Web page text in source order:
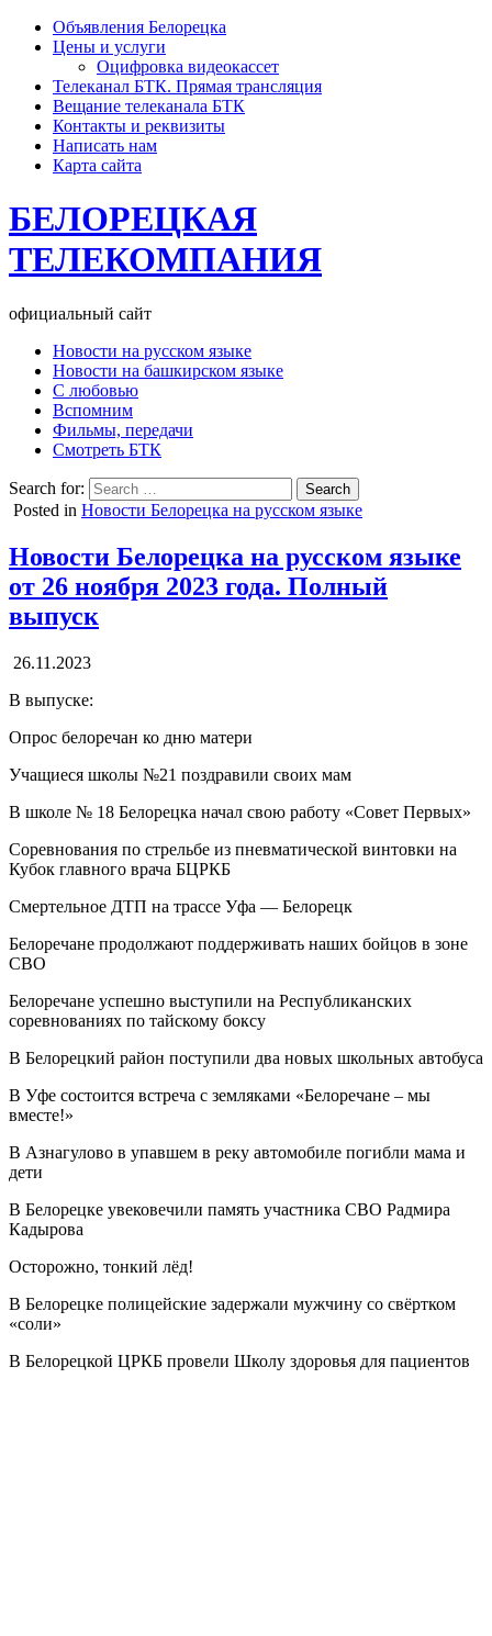
Объявления Белорецка
Цены и услуги
Оцифровка видеокассет
Телеканал БТК. Прямая трансляция
Вещание телеканала БТК
Контакты и реквизиты
Написать нам
Карта сайта
БЕЛОРЕЦКАЯ
ТЕЛЕКОМПАНИЯ
официальный сайт
Новости на русском языке
Новости на башкирском языке
С любовью
Вспомним
Фильмы, передачи
Смотреть БТК
Search for:
Posted in Новости Белорецка на русском языке
Новости Белорецка на русском языке
от 26 ноября 2023 года. Полный
выпуск
26.11.2023
В выпуске:
Опрос белоречан ко дню матери
Учащиеся школы №21 поздравили своих мам
В школе № 18 Белорецка начал свою работу «Совет Первых»
Соревнования по стрельбе из пневматической винтовки на
Кубок главного врача БЦРКБ
Смертельное ДТП на трассе Уфа — Белорецк
Белоречане продолжают поддерживать наших бойцов в зоне
СВО
Белоречане успешно выступили на Республиканских
соревнованиях по тайскому боксу
В Белорецкий район поступили два новых школьных автобуса
В Уфе состоится встреча с земляками «Белоречане – мы
вместе!»
В Азнагулово в упавшем в реку автомобиле погибли мама и
дети
В Белорецке увековечили память участника СВО Радмира
Кадырова
Осторожно, тонкий лёд!
В Белорецке полицейские задержали мужчину со свёртком
«соли»
В Белорецкой ЦРКБ провели Школу здоровья для пациентов